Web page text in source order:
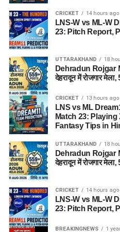
CRICKET 14 hours ago
LNS-W vs ML-W
23: Pitch Report,
UTTARAKHAND 18
Dehradun Rojgar
देहरादून में रोजगार
CRICKET 13 hours ago
LNS vs ML
Match 23:
Fantasy Tips in
UTTARAKHAND 18
Dehradun Rojgar
देहरादून में रोजगार
CRICKET 14 hours ago
LNS-W vs ML-W
23: Pitch Report,
BREAKINGNEWS 1